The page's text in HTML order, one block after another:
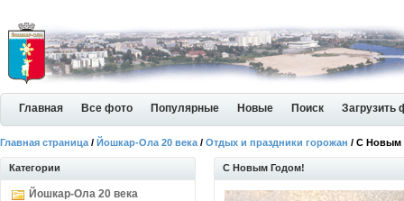
Главная Все фото Популярные Новые Поиск Загрузить
Главная страница / Йошкар-Ола 20 века / Отдых и праздники горожан / С Новым
Категории
Йошкар-Ола 20 века
С Новым Годом!